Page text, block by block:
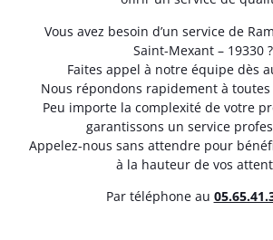
Vous avez besoin d’un service de
Saint-Mexant – 19330 ?
Faites appel à notre équipe dès
Nous répondons rapidement à toutes
Peu importe la complexité de votre
garantissons un service
Appelez-nous sans attendre pour
à la hauteur de vos
Par téléphone au